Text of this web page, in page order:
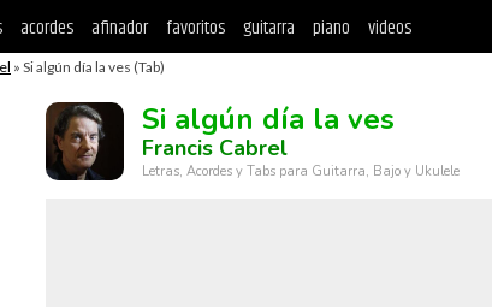
acordes afinador favoritos guitarra piano videos
» Si algún día la ves (Tab)
Si algún día la ves
Francis Cabrel
Letras, Acordes y Tabs para Guitarra, Bajo y Ukulele